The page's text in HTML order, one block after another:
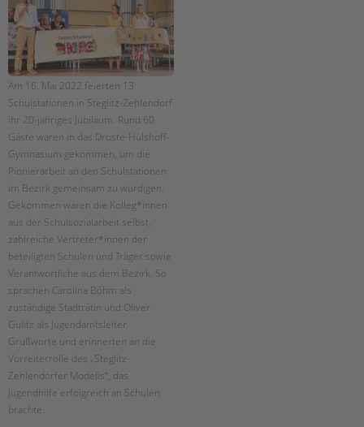
Am 16. Mai 2022 feierten 13
Schulstationen in Steglitz-Zehlendorf
ihr 20-jähriges Jubiläum. Rund 60
Gäste waren in das Droste-Hülshoff-
Gymnasium gekommen, um die
Pionierarbeit an den Schulstationen
im Bezirk gemeinsam zu würdigen.
Gekommen waren die Kolleg*innen
aus der Schulsozialarbeit selbst,
zahlreiche Vertreter*innen der
beteiligten Schulen und Träger sowie
Verantwortliche aus dem Bezirk. So
sprachen Carolina Böhm als
zuständige Stadträtin und Oliver
Gulitz als Jugendamtsleiter
Grußworte und erinnerten an die
Vorreiterrolle des „Steglitz-
Zehlendorfer Modells“, das
Jugendhilfe erfolgreich an Schulen
brachte.